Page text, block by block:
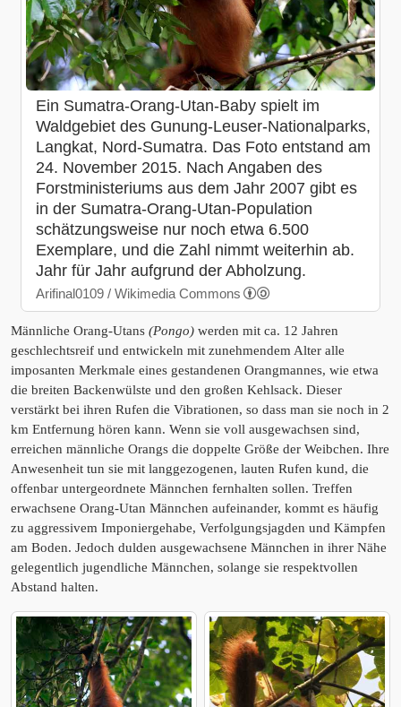
Ein Sumatra-Orang-Utan-Baby spielt im
Waldgebiet des Gunung-Leuser-Nationalparks,
Langkat, Nord-Sumatra. Das Foto entstand am
24. November 2015. Nach Angaben des
Forstministeriums aus dem Jahr 2007 gibt es
in der Sumatra-Orang-Utan-Population
schätzungsweise nur noch etwa 6.500
Exemplare, und die Zahl nimmt weiterhin ab.
Jahr für Jahr aufgrund der Abholzung.
Arifinal0109 / Wikimedia Commons
Männliche Orang-Utans (Pongo) werden mit ca. 12 Jahren
geschlechtsreif und entwickeln mit zunehmendem Alter alle
imposanten Merkmale eines gestandenen Orangmannes, wie etwa
die breiten Backenwülste und den großen Kehlsack. Dieser
verstärkt bei ihren Rufen die Vibrationen, so dass man sie noch in 2
km Entfernung hören kann. Wenn sie voll ausgewachsen sind,
erreichen männliche Orangs die doppelte Größe der Weibchen. Ihre
Anwesenheit tun sie mit langgezogenen, lauten Rufen kund, die
offenbar untergeordnete Männchen fernhalten sollen. Treffen
erwachsene Orang-Utan Männchen aufeinander, kommt es häufig
zu aggressivem Imponiergehabe, Verfolgungsjagden und Kämpfen
am Boden. Jedoch dulden ausgewachsene Männchen in ihrer Nähe
gelegentlich jugendliche Männchen, solange sie respektvollen
Abstand halten.